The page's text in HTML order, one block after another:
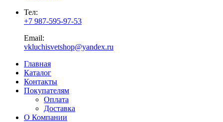
Тел:
+7 987-595-97-53
Email:
vkluchisvetshop@yandex.ru
Главная
Каталог
Контакты
Покупателям
Оплата
Доставка
О Компании